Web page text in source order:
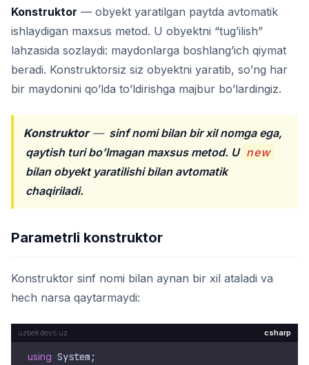
Konstruktor — obyekt yaratilgan paytda avtomatik
ishlaydigan maxsus metod. U obyektni “tug’ilish”
lahzasida sozlaydi: maydonlarga boshlang’ich qiymat
beradi. Konstruktorsiz siz obyektni yaratib, so’ng har
bir maydonini qo’lda to’ldirishga majbur bo’lardingiz.
Konstruktor— sinf nomi bilan bir xil nomga ega,
qaytish turi bo’lmagan maxsus metod. U new
bilan obyekt yaratilishi bilan avtomatik
chaqiriladi.
Parametrli konstruktor
Konstruktor sinf nomi bilan aynan bir xil ataladi va
hech narsa qaytarmaydi:
csharp
using System;